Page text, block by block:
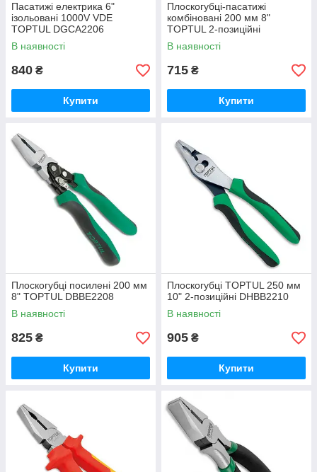
Пасатижі електрика 6"
ізольовані 1000V VDE
TOPTUL DGCA2206
В наявності
840 ₴
Купити
Плоскогубці-пасатижі
комбіновані 200 мм 8"
TOPTUL 2-позиційні
DHBB2208
В наявності
715 ₴
Купити
Плоскогубці посилені 200 мм
8" TOPTUL DBBE2208
В наявності
825 ₴
Купити
Плоскогубці TOPTUL 250 мм
10" 2-позиційні DHBB2210
В наявності
905 ₴
Купити